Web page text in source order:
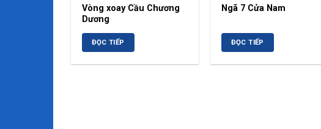
Vòng xoay Cầu Chương
Dương
ĐỌC TIẾP
Ngã 7 Cửa Nam
ĐỌC TIẾP